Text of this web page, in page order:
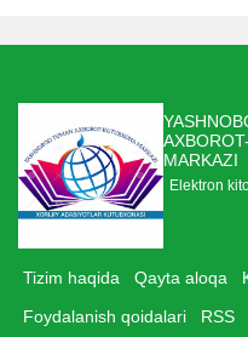
MARKAZI
Elektron
Tizim haqida Qayta aloqa
Foydalanish qoidalari
RSS